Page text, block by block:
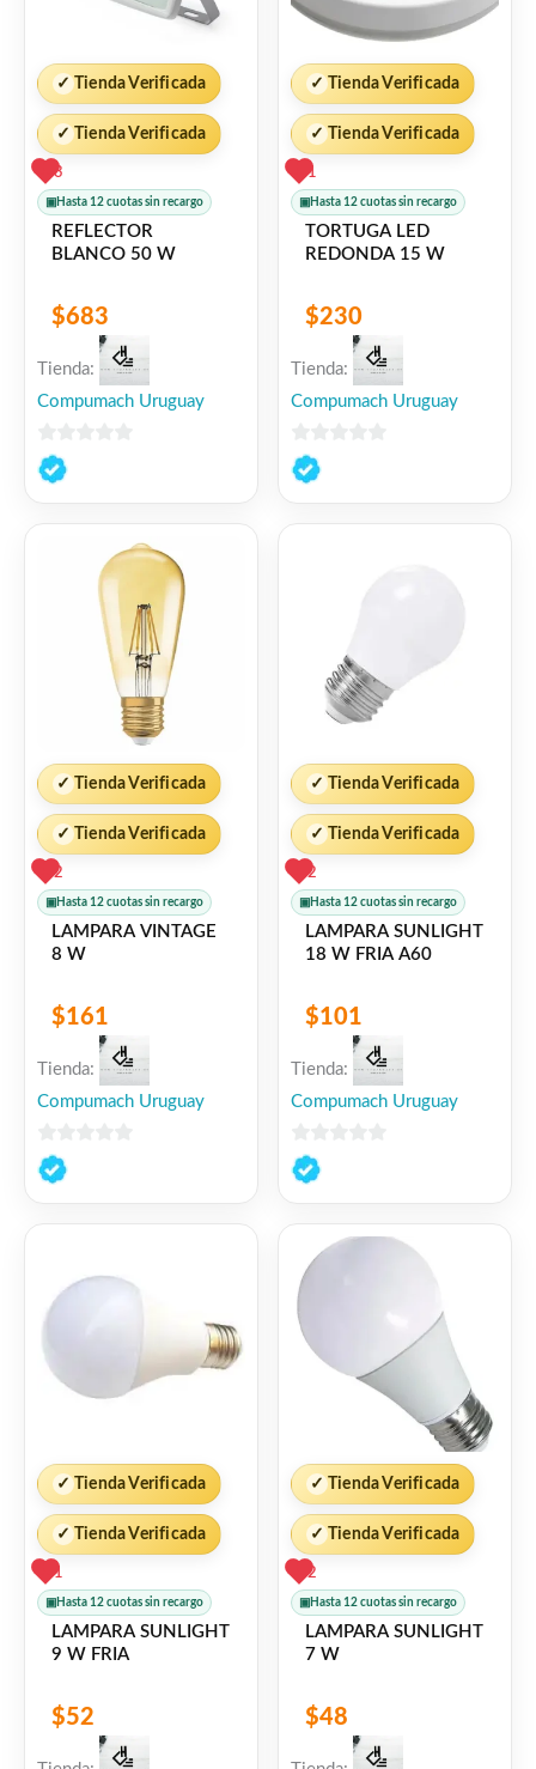
✓ Tienda Verificada
✓ Tienda Verificada
3
▣ Hasta 12 cuotas sin recargo
REFLECTOR
BLANCO 50 W
$683
Tienda:
Compumach Uruguay
0
de
✓ Tienda Verificada
✓ Tienda Verificada
1
▣ Hasta 12 cuotas sin recargo
TORTUGA LED
REDONDA 15 W
$230
Tienda:
Compumach Uruguay
0
de
✓ Tienda Verificada
✓ Tienda Verificada
2
▣ Hasta 12 cuotas sin recargo
LAMPARA VINTAGE
8 W
$161
Tienda:
Compumach Uruguay
0
de
✓ Tienda Verificada
✓ Tienda Verificada
2
▣ Hasta 12 cuotas sin recargo
LAMPARA SUNLIGHT
18 W FRIA A60
$101
Tienda:
Compumach Uruguay
0
de
✓ Tienda Verificada
✓ Tienda Verificada
1
▣ Hasta 12 cuotas sin recargo
LAMPARA SUNLIGHT
9 W FRIA
$52
✓ Tienda Verificada
✓ Tienda Verificada
2
▣ Hasta 12 cuotas sin recargo
LAMPARA SUNLIGHT
7 W
$48